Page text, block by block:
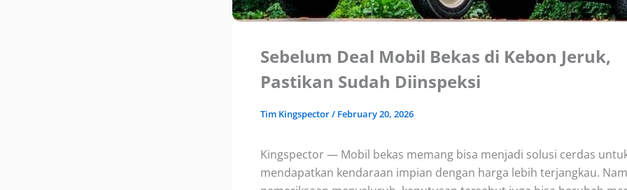
Sebelum Deal Mobil Bekas di Kebon Jeruk,
Pastikan Sudah Diinspeksi
Tim Kingspector/ February 20, 2026
Kingspector — Mobil bekas memang bisa menjadi solusi cerdas
mendapatkan kendaraan impian dengan harga lebih terjangkau.